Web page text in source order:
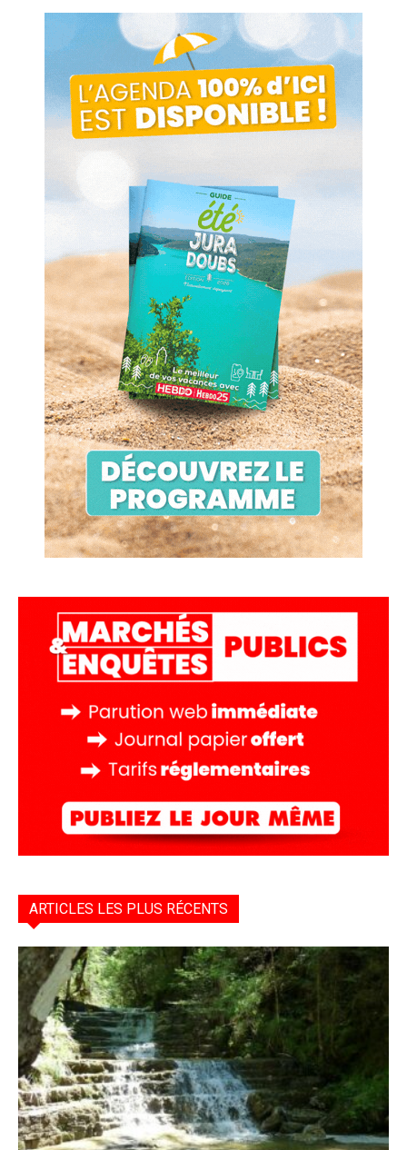
ARTICLES LES PLUS RÉCENTS